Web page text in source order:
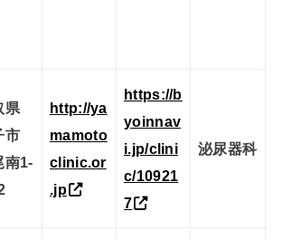
県
市
南1-
http://ya
mamoto
clinic.or
.jp
https://b
yoinnav
i.jp/clini
c/10921
7
泌尿器科